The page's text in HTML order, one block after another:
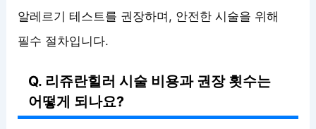
알레르기 테스트를 권장하며, 안전한 시술을 위해
필수 절차입니다.
Q. 리쥬란힐러 시술 비용과 권장 횟수는
어떻게 되나요?